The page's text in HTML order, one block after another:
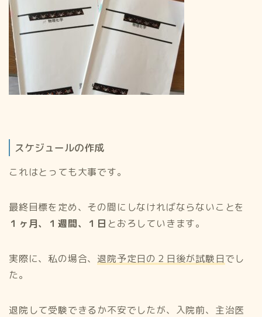
スケジュールの作成
これはとっても大事です。
最終目標を定め、その間にしなければならないことを
１ヶ月、１週間、１日 とおろしていきます。
実際に、私の場合、 退院予定日の２日後が試験日でし
た。
退院して受験できるか不安でしたが、入院前、主治医